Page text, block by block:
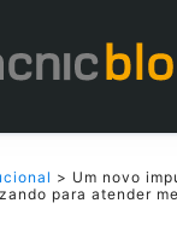
> Um novo
para atender